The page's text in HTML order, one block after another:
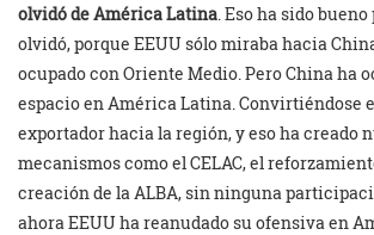
olvidó de América Latina . Eso ha sido
olvidó, porque EEUU sólo miraba hacia
ocupado con Oriente Medio. Pero China ha
espacio en América Latina. Convirtiéndose
exportador hacia la región, y eso ha creado
mecanismos como el CELAC, el
creación de la ALBA, sin ninguna
ahora EEUU ha reanudado su ofensiva en